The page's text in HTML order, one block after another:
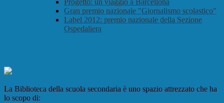
Progetto: un viaggio a Barcellona
Gran premio nazionale "Giornalismo scolastico"
Label 2012: premio nazionale della Sezione
Ospedaliera
La Biblioteca della scuola secondaria è uno spazio attrezzato che ha
lo scopo di: